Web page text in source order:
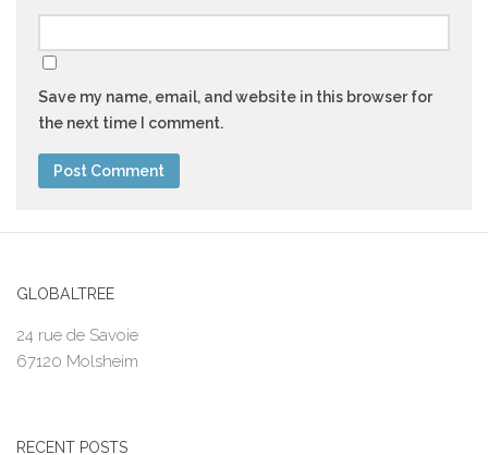
Save my name, email, and website in this browser for
the next time I comment.
GLOBALTREE
24 rue de Savoie
67120 Molsheim
RECENT POSTS